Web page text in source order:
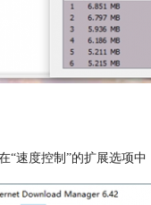
“速度控制”的扩展选项中